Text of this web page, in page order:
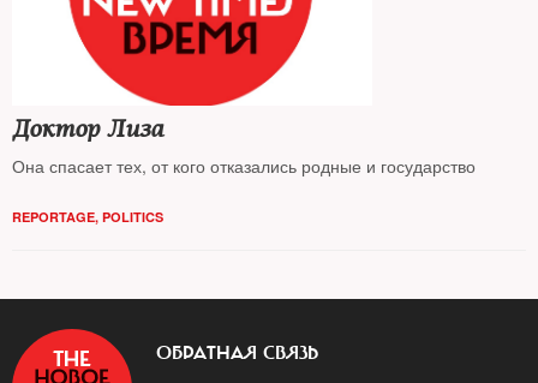
Доктор Лиза
Она спасает тех, от кого отказались родные и государство
REPORTAGE, POLITICS
ОБРАТНАЯ СВЯЗЬ